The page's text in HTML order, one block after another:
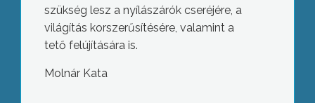
szükség lesz a nyílászárók cseréjére, a
világítás korszerűsítésére, valamint a
tető felújítására is.
Molnár Kata